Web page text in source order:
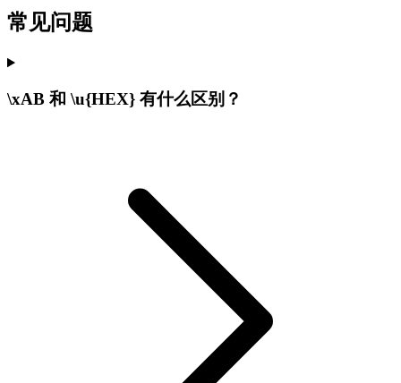
常见问题
\xAB 和 \u{HEX} 有什么区别？